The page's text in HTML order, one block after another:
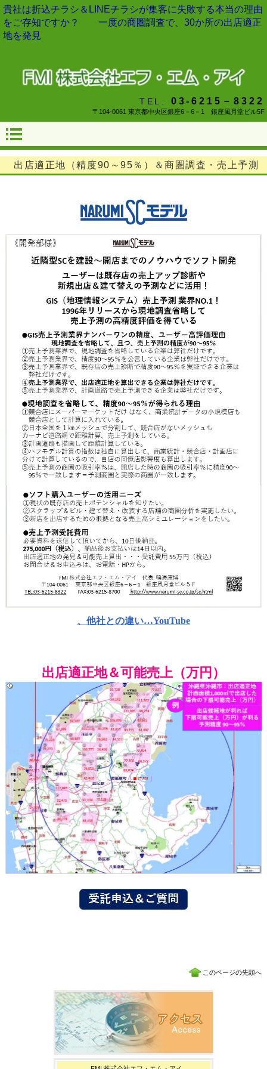
貴社は折込チラシ＆LINEチラシが集客に失敗する本当の理由
をご存知ですか？ 一度の商圏調査で、30か所の出店適正
地を発見
TEL. 03-6215－8322
〒104-0061 東京都中央区銀座6－6－1 銀座風月堂ビル5F
出店適正地（精度90～95％）＆商圏調査・売上予測
、他社との違い…YouTube
出店適正地＆可能売上（万円）
このページの先頭へ